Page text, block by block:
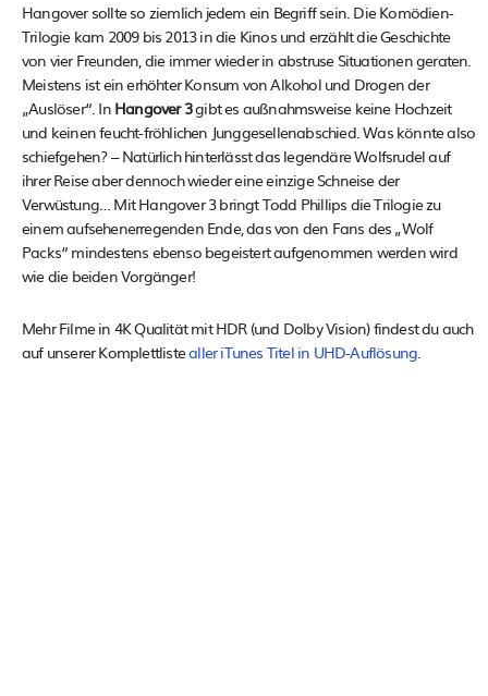
Hangover sollte so ziemlich jedem ein Begriff sein. Die Komödien-
Trilogie kam 2009 bis 2013 in die Kinos und erzählt die Geschichte
von vier Freunden, die immer wieder in abstruse Situationen geraten.
Meistens ist ein erhöhter Konsum von Alkohol und Drogen der
„Auslöser“. In Hangover 3gibt es außnahmsweise keine Hochzeit
und keinen feucht-fröhlichen Junggesellenabschied. Was könnte also
schiefgehen? – Natürlich hinterlässt das legendäre Wolfsrudel auf
ihrer Reise aber dennoch wieder eine einzige Schneise der
Verwüstung… Mit Hangover 3 bringt Todd Phillips die Trilogie zu
einem aufsehenerregenden Ende, das von den Fans des „Wolf
Packs“ mindestens ebenso begeistert aufgenommen werden wird
wie die beiden Vorgänger!
Mehr Filme in 4K Qualität mit HDR (und Dolby Vision) findest du auch
auf unserer Komplettlistealler iTunes Titel in UHD-Auflösung.